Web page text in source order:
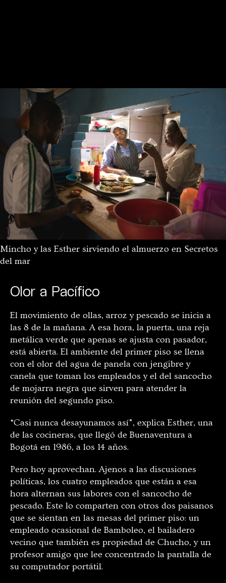
Mincho y las Esther sirviendo el almuerzo en Secretos
del mar
Olor a Pacífico
El movimiento de ollas, arroz y pescado se inicia a
las 8 de la mañana. A esa hora, la puerta, una reja
metálica verde que apenas se ajusta con pasador,
está abierta. El ambiente del primer piso se llena
con el olor del agua de panela con jengibre y
canela que toman los empleados y el del sancocho
de mojarra negra que sirven para atender la
reunión del segundo piso.
“Casi nunca desayunamos así”, explica Esther, una
de las cocineras, que llegó de Buenaventura a
Bogotá en 1986, a los 14 años.
Pero hoy aprovechan. Ajenos a las discusiones
políticas, los cuatro empleados que están a esa
hora alternan sus labores con el sancocho de
pescado. Este lo comparten con otros dos paisanos
que se sientan en las mesas del primer piso: un
empleado ocasional de Bamboleo, el bailadero
vecino que también es propiedad de Chucho, y un
profesor amigo que lee concentrado la pantalla de
su computador portátil.